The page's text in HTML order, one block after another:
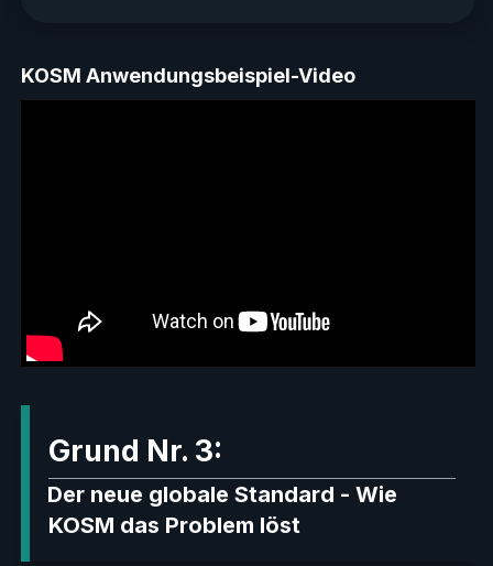
KOSM Anwendungsbeispiel-Video
Grund Nr. 3:
Der neue globale Standard - Wie
KOSM das Problem löst